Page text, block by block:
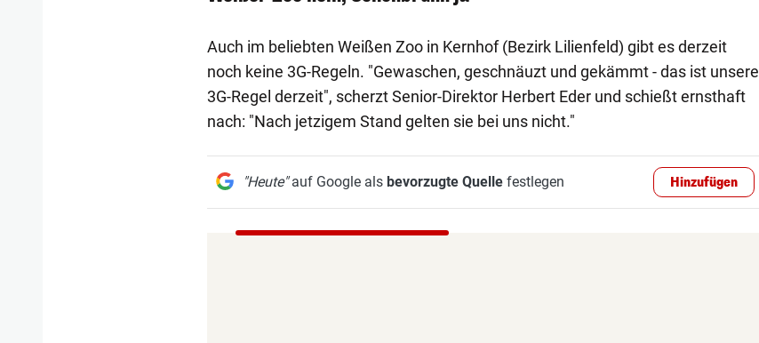
Auch im beliebten Weißen Zoo in Kernhof (Bezirk Lilienfeld) gibt es derzeit
noch keine 3G-Regeln. "Gewaschen, geschnäuzt und gekämmt - das ist unsere
3G-Regel derzeit", scherzt Senior-Direktor Herbert Eder und schießt ernsthaft
nach: "Nach jetzigem Stand gelten sie bei uns nicht."
"Heute"auf Google als bevorzugte Quellefestlegen Hinzufügen